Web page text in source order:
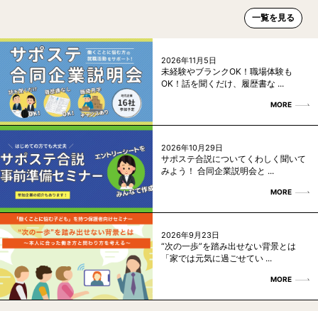
一覧を見る
2026年11月5日
未経験やブランクOK！職場体験も
OK！話を聞くだけ、履歴書な ...
MORE
2026年10月29日
サポステ合説についてくわしく聞いて
みよう！ 合同企業説明会と ...
MORE
2026年9月23日
“次の一歩”を踏み出せない背景とは
「家では元気に過ごせてい ...
MORE